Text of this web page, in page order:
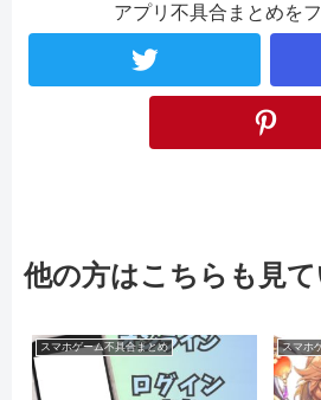
アプリ不具合まとめを
他の方はこちらも見
スマホゲーム不具合まとめ スマホ